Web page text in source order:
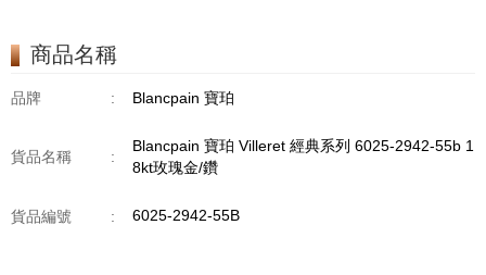
商品名稱
品牌 : Blancpain 寶珀
貨品名稱 :
Blancpain 寶珀 Villeret 經典系列 6025-2942-55b 1
8kt玫瑰金/鑽
貨品編號 : 6025-2942-55B